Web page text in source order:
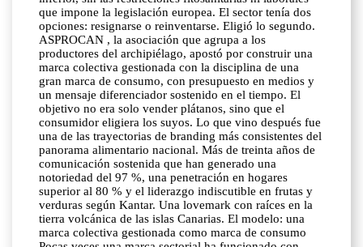
que impone la legislación europea. El sector tenía dos
opciones: resignarse o reinventarse. Eligió lo segundo.
ASPROCAN , la asociación que agrupa a los
productores del archipiélago, apostó por construir una
marca colectiva gestionada con la disciplina de una
gran marca de consumo, con presupuesto en medios y
un mensaje diferenciador sostenido en el tiempo. El
objetivo no era solo vender plátanos, sino que el
consumidor eligiera los suyos. Lo que vino después fue
una de las trayectorias de branding más consistentes del
panorama alimentario nacional. Más de treinta años de
comunicación sostenida que han generado una
notoriedad del 97 %, una penetración en hogares
superior al 80 % y el liderazgo indiscutible en frutas y
verduras según Kantar. Una lovemark con raíces en la
tierra volcánica de las islas Canarias. El modelo: una
marca colectiva gestionada como marca de consumo